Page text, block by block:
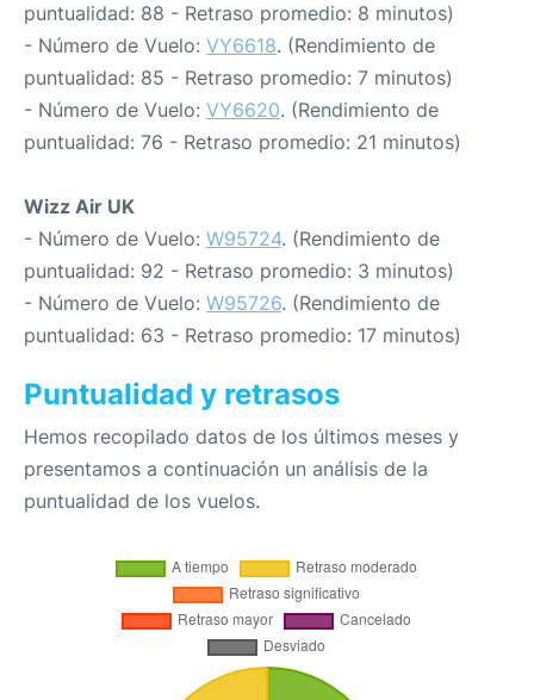
puntualidad: 88 - Retraso promedio: 8 minutos)
- Número de Vuelo: VY6618. (Rendimiento de
puntualidad: 85 - Retraso promedio: 7 minutos)
- Número de Vuelo: VY6620. (Rendimiento de
puntualidad: 76 - Retraso promedio: 21 minutos)
Wizz Air UK
- Número de Vuelo: W95724. (Rendimiento de
puntualidad: 92 - Retraso promedio: 3 minutos)
- Número de Vuelo: W95726. (Rendimiento de
puntualidad: 63 - Retraso promedio: 17 minutos)
Puntualidad y retrasos
Hemos recopilado datos de los últimos meses y
presentamos a continuación un análisis de la
puntualidad de los vuelos.